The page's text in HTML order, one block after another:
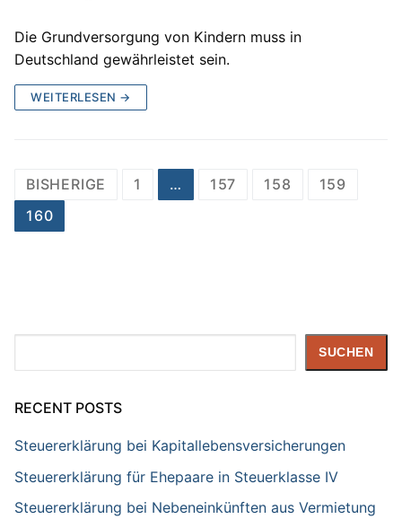
Die Grundversorgung von Kindern muss in
Deutschland gewährleistet sein.
WEITERLESEN →
Seitennummerierung
der
Beiträge
BISHERIGE 1 … 157 158
159
160
SUCHEN
RECENT POSTS
Steuererklärung bei Kapitallebensversicherungen
Steuererklärung für Ehepaare in Steuerklasse IV
Steuererklärung bei Nebeneinkünften aus Vermietung